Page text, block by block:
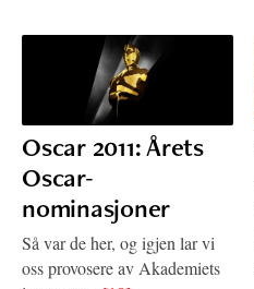
Oscar 2011: Årets
Oscar-
nominasjoner
Så var de her, og igjen lar vi
oss provosere av Akademiets